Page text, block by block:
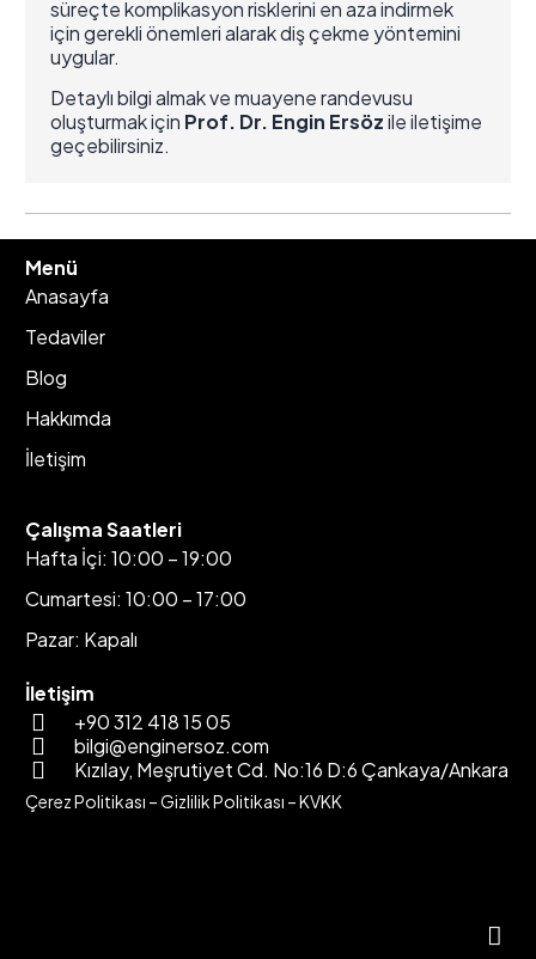
süreçte komplikasyon risklerini en aza indirmek
için gerekli önemleri alarak diş çekme yöntemini
uygular.
Detaylı bilgi almak ve muayene randevusu
oluşturmak için Prof. Dr. Engin Ersözile iletişime
geçebilirsiniz.
Menü
Anasayfa
Tedaviler
Blog
Hakkımda
İletişim
Çalışma Saatleri
Hafta İçi: 10:00 – 19:00
Cumartesi: 10:00 – 17:00
Pazar: Kapalı
İletişim
+90 312 418 15 05
bilgi@enginersoz.com
Kızılay, Meşrutiyet Cd. No:16 D:6 Çankaya/Ankara
Çerez Politikası –Gizlilik Politikası –KVKK